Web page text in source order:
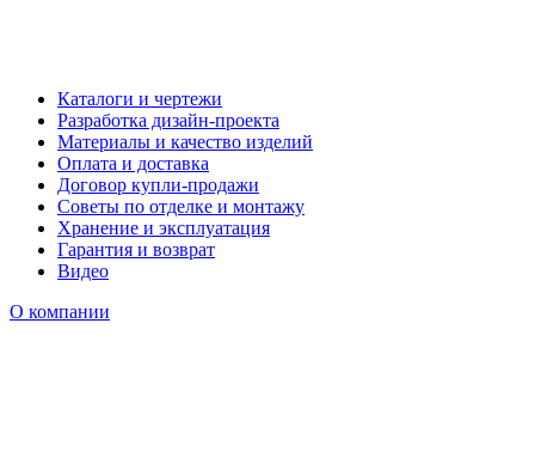
Каталоги и чертежи
Разработка дизайн-проекта
Материалы и качество изделий
Оплата и доставка
Договор купли-продажи
Советы по отделке и монтажу
Хранение и эксплуатация
Гарантия и возврат
Видео
О компании